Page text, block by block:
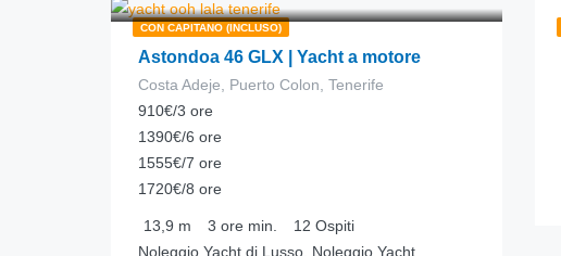
CON CAPITANO (INCLUSO)
Astondoa 46 GLX | Yacht a motore
Costa Adeje, Puerto Colon, Tenerife
910€/3 ore
1390€/6 ore
1555€/7 ore
1720€/8 ore
13,9 m 3 ore min. 12 Ospiti
Noleggio Yacht di Lusso, Noleggio Yacht